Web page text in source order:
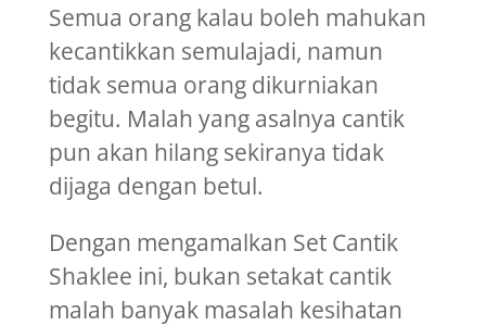
Semua orang kalau boleh mahukan
kecantikkan semulajadi, namun
tidak semua orang dikurniakan
begitu. Malah yang asalnya cantik
pun akan hilang sekiranya tidak
dijaga dengan betul.
Dengan mengamalkan Set Cantik
Shaklee ini, bukan setakat cantik
malah banyak masalah kesihatan